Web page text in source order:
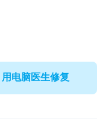
电脑医生修复